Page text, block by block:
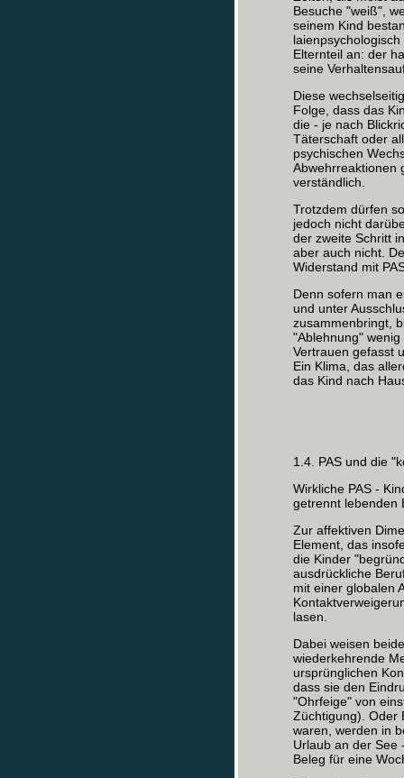
Besuche "weiß",
seinem Kind
Elternteil an: der
seine
Diese
Folge, dass das
die - je nach
Täterschaft oder
psychischen
Abwehrreaktionen
verständlich.
Trotzdem dürfen
jedoch nicht
der zweite Schritt
aber auch nicht.
Widerstand mit
Denn sofern man
und unter
zusammenbringt,
"Ablehnung"
Vertrauen gefasst
Ein Klima, das
das Kind nach
1.4. PAS und die
Wirkliche PAS -
getrennt lebenden
Zur affektiven
Element, das
die Kinder
ausdrückliche
mit einer globalen
lasen.
Dabei weisen
wiederkehrende
ursprünglichen
dass sie den
"Ohrfeige" von
Züchtigung). Oder
waren, werden in
Urlaub an der See
Beleg für eine